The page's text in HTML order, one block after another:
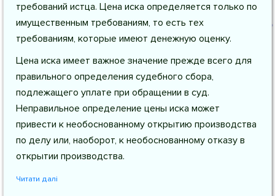
требований истца. Цена иска определяется только по
имущественным требованиям, то есть тех
требованиям, которые имеют денежную оценку.
Цена иска имеет важное значение прежде всего для
правильного определения судебного сбора,
подлежащего уплате при обращении в суд.
Неправильное определение цены иска может
привести к необоснованному открытию производства
по делу или, наоборот, к необоснованному отказу в
открытии производства.
Читати далі